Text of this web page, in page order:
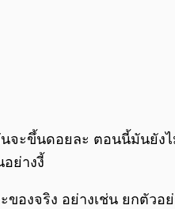
จะขึ้นดอยละ ตอนนี้มันยัง
ย่างงี้
องจริง อย่างเช่น ยกตัว